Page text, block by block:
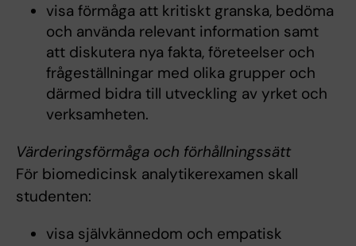
visa förmåga att kritiskt granska, bedöma
och använda relevant information samt
att diskutera nya fakta, företeelser och
frågeställningar med olika grupper och
därmed bidra till utveckling av yrket och
verksamheten.
Värderingsförmåga och förhållningssätt
För biomedicinsk analytikerexamen skall
studenten:
visa självkännedom och empatisk